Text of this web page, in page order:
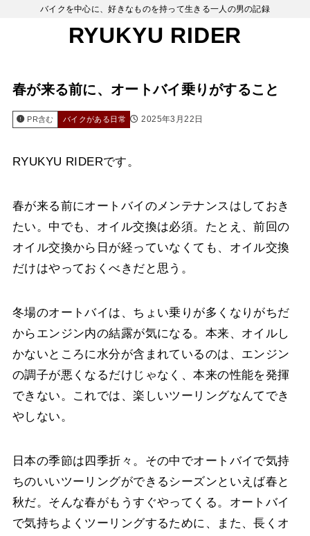
バイクを中心に、好きなものを持って生きる一人の男の記録
RYUKYU RIDER
春が来る前に、オートバイ乗りがすること
PR含む バイクがある日常 2025年3月22日
RYUKYU RIDERです。
春が来る前にオートバイのメンテナンスはしておき
たい。中でも、オイル交換は必須。たとえ、前回の
オイル交換から日が経っていなくても、オイル交換
だけはやっておくべきだと思う。
冬場のオートバイは、ちょい乗りが多くなりがちだ
からエンジン内の結露が気になる。本来、オイルし
かないところに水分が含まれているのは、エンジン
の調子が悪くなるだけじゃなく、本来の性能を発揮
できない。これでは、楽しいツーリングなんてでき
やしない。
日本の季節は四季折々。その中でオートバイで気持
ちのいいツーリングができるシーズンといえば春と
秋だ。そんな春がもうすぐやってくる。オートバイ
で気持ちよくツーリングするために、また、長くオ